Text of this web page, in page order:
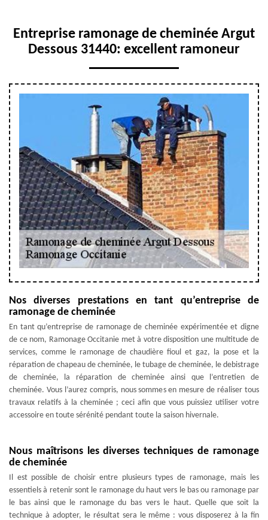
Entreprise ramonage de cheminée Argut
Dessous 31440: excellent ramoneur
Nos diverses prestations en tant qu’entreprise de
ramonage de cheminée
En tant qu’entreprise de ramonage de cheminée expérimentée et digne
de ce nom, Ramonage Occitanie met à votre disposition une multitude de
services, comme le ramonage de chaudière fioul et gaz, la pose et la
réparation de chapeau de cheminée, le tubage de cheminée, le debistrage
de cheminée, la réparation de cheminée ainsi que l’entretien de
cheminée. Vous l’aurez compris, nous sommes en mesure de réaliser tous
travaux relatifs à la cheminée ; ceci afin que vous puissiez utiliser votre
accessoire en toute sérénité pendant toute la saison hivernale.
Nous maîtrisons les diverses techniques de ramonage
de cheminée
Il est possible de choisir entre plusieurs types de ramonage, mais les
essentiels à retenir sont le ramonage du haut vers le bas ou ramonage par
le bas ainsi que le ramonage du bas vers le haut. Quelle que soit la
technique à adopter, le résultat sera le même : vous disposerez à la fin